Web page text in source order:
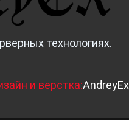
технологиях.
и верстка:AndreyEx